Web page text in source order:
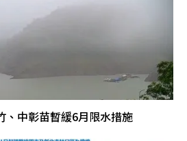
、中彰苗暫緩6月限水措施